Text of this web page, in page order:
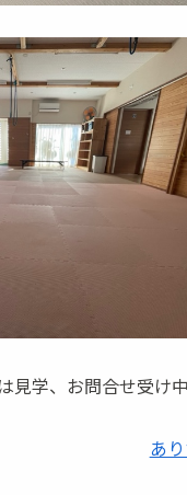
見学、お問合せ受け
あ